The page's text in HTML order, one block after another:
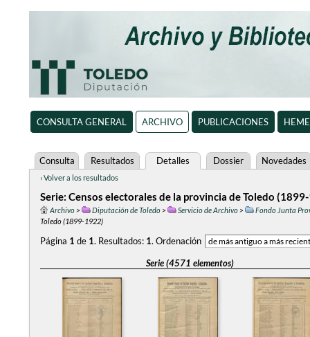
CONSULTA GENERAL ARCHIVO PUBLICACIONES
Consulta Resultados Detalles Dossier Novedades
‹ Volver a los resultados
Serie: Censos electorales de la provincia de Toledo
Archivo> Diputación de Toledo> Servicio de Archivo>
Fondo Junta
Toledo (1899-1922)
Página 1 de 1. Resultados: 1. Ordenación
Serie (4571 elementos)